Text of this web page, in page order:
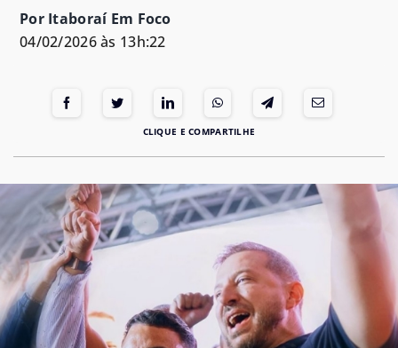
Por Itaboraí Em Foco
04/02/2026 às 13h:22